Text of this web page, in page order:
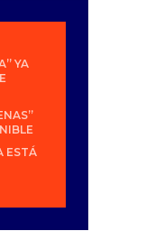
YA
ESTÁ